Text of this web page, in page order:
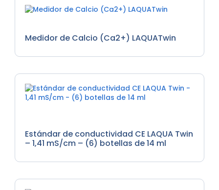
Medidor de Calcio (Ca2+) LAQUATwin
Estándar de conductividad CE LAQUA Twin
– 1,41 mS/cm – (6) botellas de 14 ml